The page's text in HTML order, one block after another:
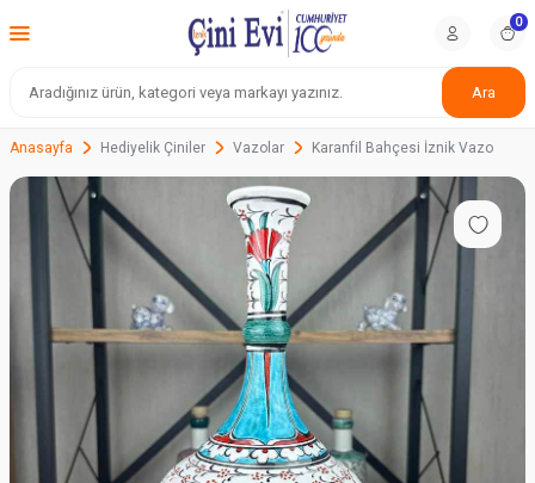
Ara
0
Anasayfa Hediyelik Çiniler Vazolar Karanfil Bahçesi İznik Vazo